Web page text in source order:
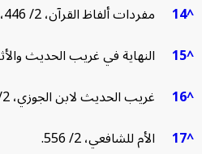
مفردات ألفاظ القرآن، 2/ 446، مادة (نفس).
النهاية في غريب الحديث والأثر، 5/ 94، مادة (نفس).
غريب الحديث لابن الجوزي، 2/ 425.
الأم للشافعي، 2/ 556.